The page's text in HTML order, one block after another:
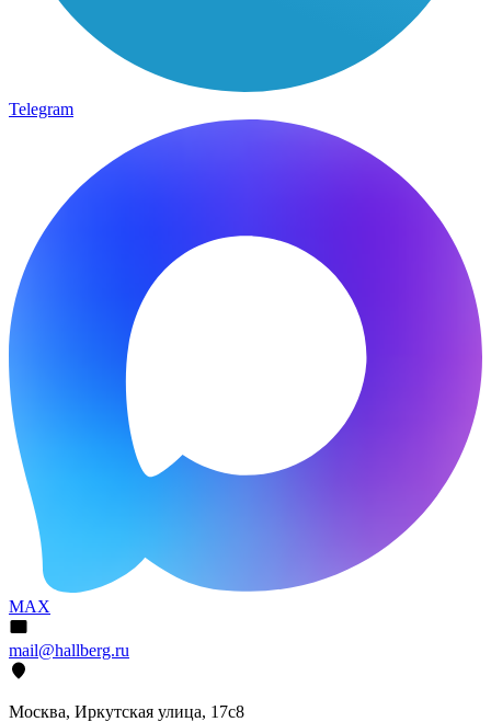
Telegram
MAX
mail@hallberg.ru
Москва, Иркутская улица, 17с8